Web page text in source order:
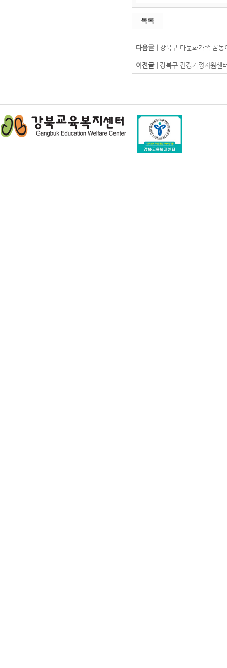
목록
다음글 | 강북구 다문화가족 꿈
이전글 | 강북구 건강가정지원센